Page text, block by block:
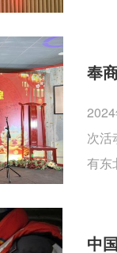
奉
次活
有东
中